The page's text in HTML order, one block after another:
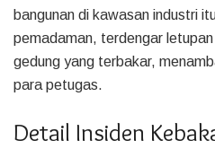
bangunan di kawasan industri
pemadaman, terdengar
gedung yang terbakar,
para petugas.
Detail Insiden